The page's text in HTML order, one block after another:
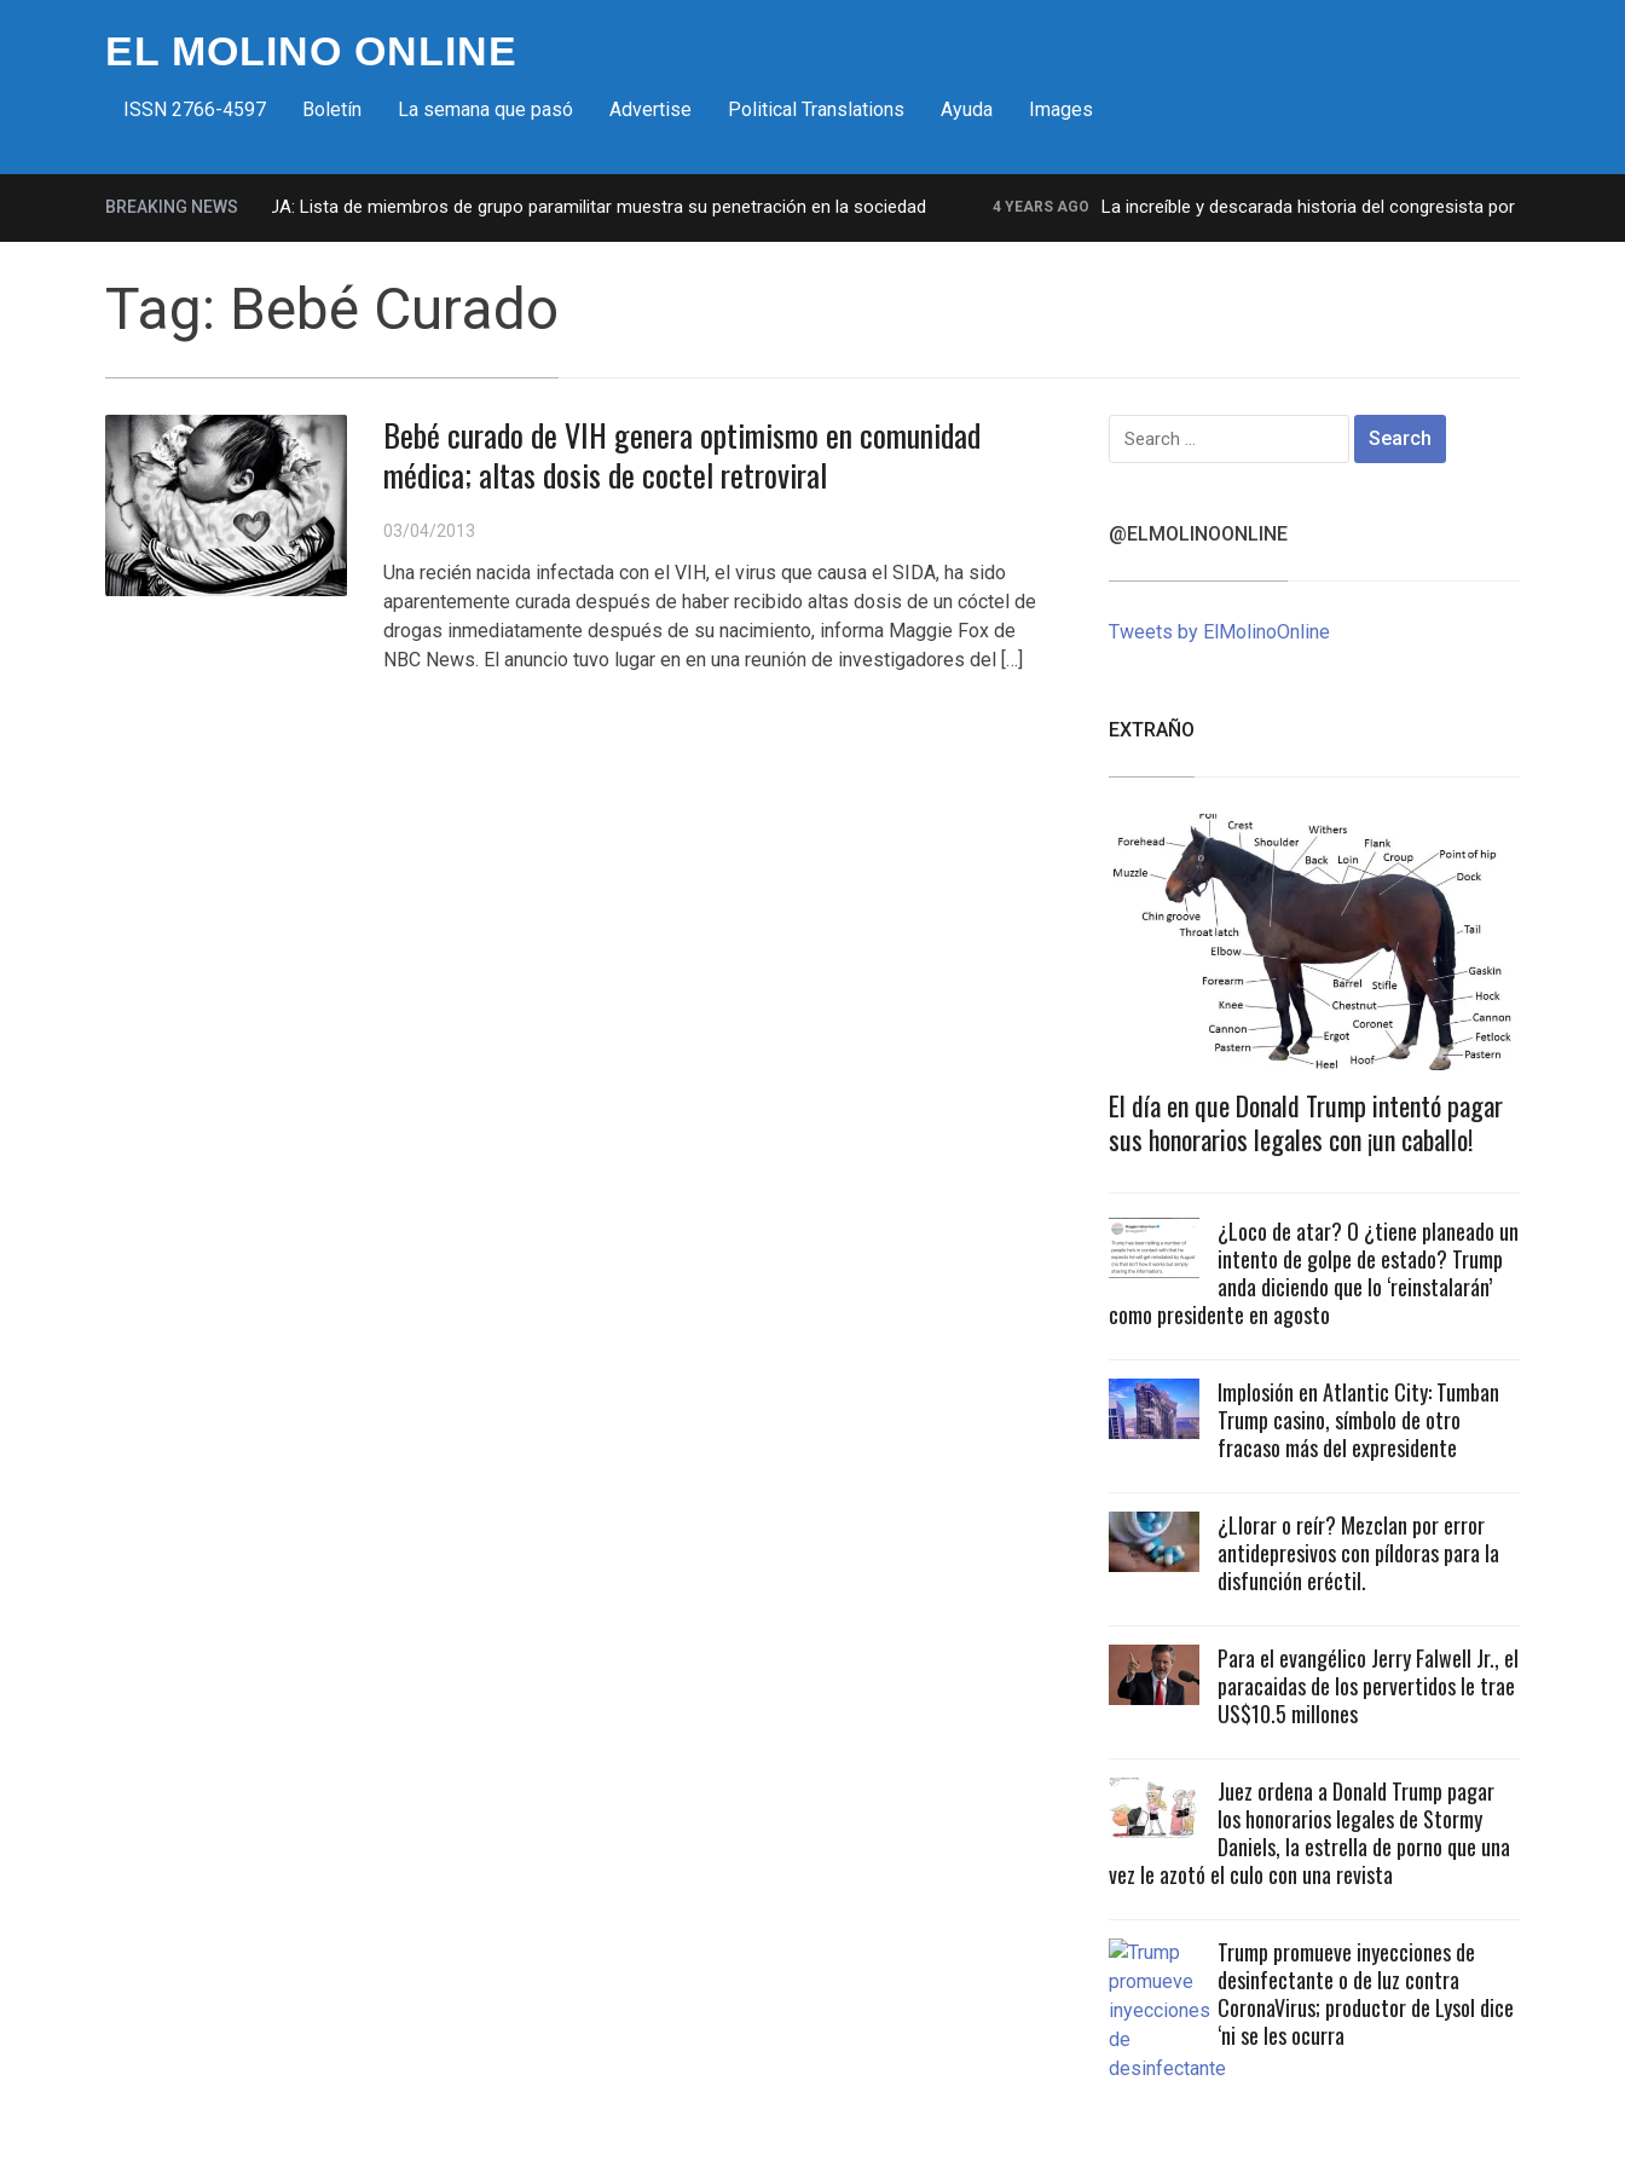
EL MOLINO ONLINE
ISSN 2766-4597 Boletín La semana que pasó Advertise Political Translations Ayuda Images
BREAKING NEWS
Milicias fascistas en EUA: Lista de miembros de grupo paramilitar muestra su penetración en la sociedad 4 YEARS AGO La increíble y descarada historia del congresista por NY George
Tag: Bebé Curado
Bebé curado de VIH genera optimismo en comunidad
médica; altas dosis de coctel retroviral
03/04/2013
Una recién nacida infectada con el VIH, el virus que causa el SIDA, ha sido
aparentemente curada después de haber recibido altas dosis de un cóctel de
drogas inmediatamente después de su nacimiento, informa Maggie Fox de
NBC News. El anuncio tuvo lugar en en una reunión de investigadores del […]
Search
for:
@ELMOLINOONLINE
Tweets by ElMolinoOnline
EXTRAÑO
El día en que Donald Trump intentó pagar
sus honorarios legales con ¡un caballo!
¿Loco de atar? O ¿tiene planeado un
intento de golpe de estado? Trump
anda diciendo que lo ‘reinstalarán’
como presidente en agosto
Implosión en Atlantic City: Tumban
Trump casino, símbolo de otro
fracaso más del expresidente
¿Llorar o reír? Mezclan por error
antidepresivos con píldoras para la
disfunción eréctil.
Para el evangélico Jerry Falwell Jr., el
paracaidas de los pervertidos le trae
US$10.5 millones
Juez ordena a Donald Trump pagar
los honorarios legales de Stormy
Daniels, la estrella de porno que una
vez le azotó el culo con una revista
Trump promueve inyecciones de
desinfectante o de luz contra
CoronaVirus; productor de Lysol dice
‘ni se les ocurra